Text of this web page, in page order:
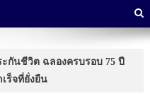
ะกันชีวิต ฉลองครบรอบ 75 ปี
ร็จที่ยั่งยืน